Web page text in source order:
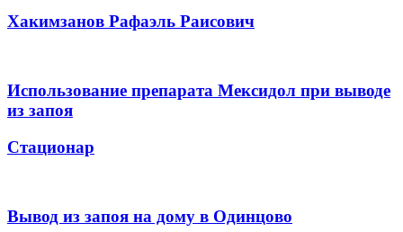
Хакимзанов Рафаэль Раисович
Использование препарата Мексидол при выводе
из запоя
Стационар
Вывод из запоя на дому в Одинцово